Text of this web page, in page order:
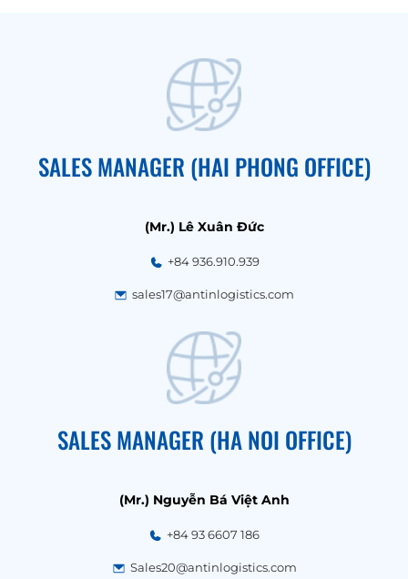
SALES MANAGER (HAI PHONG OFFICE)
(Mr.) Lê Xuân Đức
+84 936.910.939
sales17@antinlogistics.com
SALES MANAGER (HA NOI OFFICE)
(Mr.) Nguyễn Bá Việt Anh
+84 93 6607 186
Sales20@antinlogistics.com